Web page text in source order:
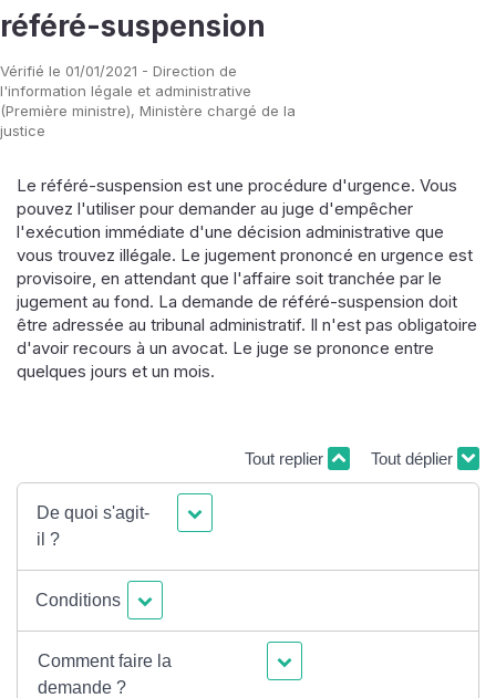
référé-suspension
Vérifié le 01/01/2021 - Direction de
l'information légale et administrative
(Première ministre), Ministère chargé de la
justice
Le référé-suspension est une procédure d'urgence. Vous
pouvez l'utiliser pour demander au juge d'empêcher
l'exécution immédiate d'une décision administrative que
vous trouvez illégale. Le jugement prononcé en urgence est
provisoire, en attendant que l'affaire soit tranchée par le
jugement au fond. La demande de référé-suspension doit
être adressée au tribunal administratif. Il n'est pas obligatoire
d'avoir recours à un avocat. Le juge se prononce entre
quelques jours et un mois.
Tout replier Tout déplier
De quoi s'agit-
il ?
Conditions
Comment faire la
demande ?